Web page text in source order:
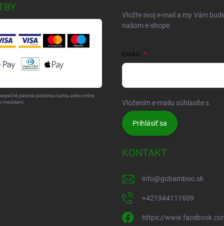
platenie platobnou kartou alebo online
metódami.
Vložte svoj e-mail a my Vám
našom e-shope.
EMAIL
Vložením e-mailu súhlasíte s
Prihlásiť sa
KONTAKT
info@gobamboo.sk
+421944111609
https://